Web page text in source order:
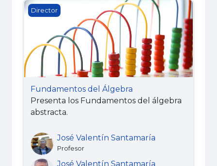
Fundamentos del Álgebra
Director
Fundamentos del Álgebra
Presenta los Fundamentos del álgebra
abstracta.
José Valentín Santamaría
Profesor
José Valentín Santamaría